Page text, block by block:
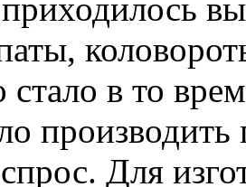
стало в то
Для